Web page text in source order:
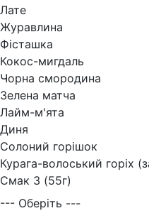
Лате
Журавлина
Фісташка
Кокос-мигдаль
Чорна смородина
Зелена матча
Лайм-м'ята
Диня
Солоний горішок
Курага-волоський горіх
Смак 3 (55г)
--- Оберіть ---